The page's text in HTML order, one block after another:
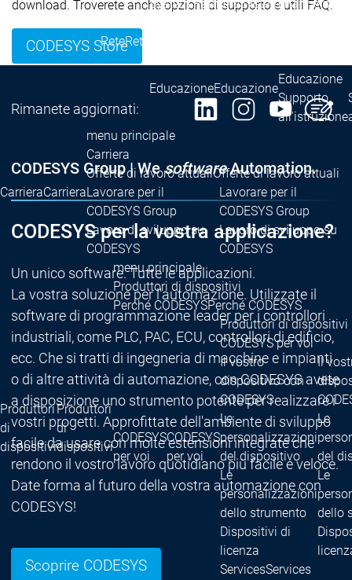
ReteRete
System PartnersSystem Partners
EducazioneEducazione
Educazione
Supporto
all'istruzione
CarrieraCarriera
menu principale
Carriera
Offerte di lavoro attualiOfferte di lavoro attuali
Lavorare per il
CODESYS Group
Lavorare per il
CODESYS Group
Lavoro di sviluppo su
CODESYS
Lavoro di sviluppo su
CODESYS
Produttori
di
dispositivi
Produttori
di
dispositivi
menu principale
Produttori di dispositivi
Perché CODESYSPerché CODESYS
CODESYS
per voi
CODESYS
per voi
Produttori di dispositivi
CODESYS per voi
Il vostro
dispositivo con
CODESYS
Il
Le
personalizzazioni
del dispositivo
Le
del
Le
personalizzazioni
dello strumento
Le
dello
Dispositivi di
licenza
ServicesServices
download. Troverete anche opzioni di supporto e utili FAQ.
CODESYS Store
Rimanete aggiornati:
CODESYS Group | WesoftwareAutomation.
CODESYS per la vostra applicazione?
Un unico software. Tutte le applicazioni.
La vostra soluzione per l'automazione. Utilizzate il
software di programmazione leader per i controllori
industriali, come PLC, PAC, ECU, controllori di edificio,
ecc. Che si tratti di ingegneria di macchine e impianti
o di altre attività di automazione, con CODESYS avete
a disposizione uno strumento potente per realizzare i
vostri progetti. Approfittate dell'ambiente di sviluppo
facile da usare con molte estensioni integrate che
rendono il vostro lavoro quotidiano più facile e veloce.
Date forma al futuro della vostra automazione con
CODESYS!
Scoprire CODESYS